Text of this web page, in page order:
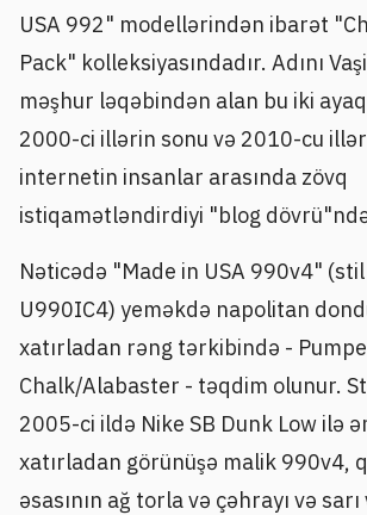
USA 992" modellərindən ibarət
Pack" kolleksiyasındadır. Adını
məşhur ləqəbindən alan bu iki
2000-ci illərin sonu və 2010-cu
internetin insanlar arasında zövq
istiqamətləndirdiyi "blog
Nəticədə "Made in USA 990v4"
U990IC4) yeməkdə napolitan
xatırladan rəng tərkibində -
Chalk/Alabaster - təqdim olunur.
2005-ci ildə Nike SB Dunk Low ilə
xatırladan görünüşə malik 990v4,
əsasının ağ torla və çəhrayı və